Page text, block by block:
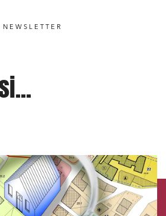
et collectivités
et Fusions-Acquisitions
lapolitique de confidentialité